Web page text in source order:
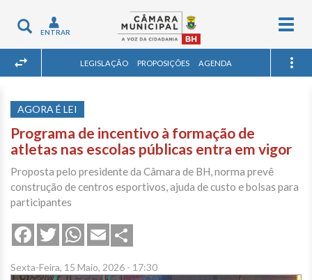
Toggle
navigation
ENTRAR
LEGISLAÇÃO PROPOSIÇÕES AGENDA
AGORA É LEI
Programa de incentivo à formação de
atletas nas escolas públicas entra em vigor
Proposta pelo presidente da Câmara de BH, norma prevê
construção de centros esportivos, ajuda de custo e bolsas para
participantes
FacebookTwitterWhatsApp
Email
Sexta-Feira, 15 Maio, 2026 - 17:30